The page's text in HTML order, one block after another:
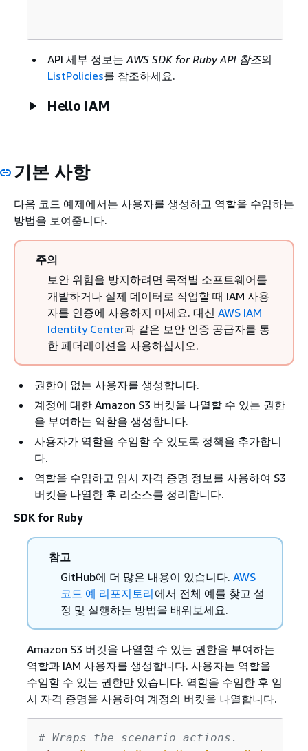
API 세부 정보는 AWS SDK for Ruby API 참조의
ListPolicies를 참조하세요.
Hello IAM
기본 사항
다음 코드 예제에서는 사용자를 생성하고 역할을 수임하는
방법을 보여줍니다.
주의
보안 위험을 방지하려면 목적별 소프트웨어를
개발하거나 실제 데이터로 작업할 때 IAM 사용
자를 인증에 사용하지 마세요. 대신 AWS IAM
Identity Center과 같은 보안 인증 공급자를 통
한 페더레이션을 사용하십시오.
권한이 없는 사용자를 생성합니다.
계정에 대한 Amazon S3 버킷을 나열할 수 있는 권한
을 부여하는 역할을 생성합니다.
사용자가 역할을 수임할 수 있도록 정책을 추가합니
다.
역할을 수임하고 임시 자격 증명 정보를 사용하여 S3
버킷을 나열한 후 리소스를 정리합니다.
SDK for Ruby
참고
GitHub에 더 많은 내용이 있습니다. AWS
코드 예 리포지토리 에서 전체 예를 찾고 설
정 및 실행하는 방법을 배워보세요.
Amazon S3 버킷을 나열할 수 있는 권한을 부여하는
역할과 IAM 사용자를 생성합니다. 사용자는 역할을
수임할 수 있는 권한만 있습니다. 역할을 수임한 후 임
시 자격 증명을 사용하여 계정의 버킷을 나열합니다.
# Wraps the scenario actions.